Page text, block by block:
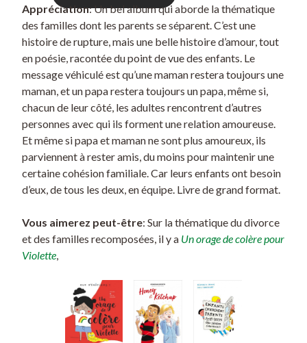
Appréciation: Un bel album qui aborde la thématique
des familles dont les parents se séparent. C’est une
histoire de rupture, mais une belle histoire d’amour, tout
en poésie, racontée du point de vue des enfants. Le
message véhiculé est qu’une maman restera toujours une
maman, et un papa restera toujours un papa, même si,
chacun de leur côté, les adultes rencontrent d’autres
personnes avec qui ils forment une relation amoureuse.
Et même si papa et maman ne sont plus amoureux, ils
parviennent à rester amis, du moins pour maintenir une
certaine cohésion familiale. Car leurs enfants ont besoin
d’eux, de tous les deux, en équipe. Livre de grand format.
Vous aimerez peut-être: Sur la thématique du divorce
et des familles recomposées, il y a Un orage de colère pour
Violette,